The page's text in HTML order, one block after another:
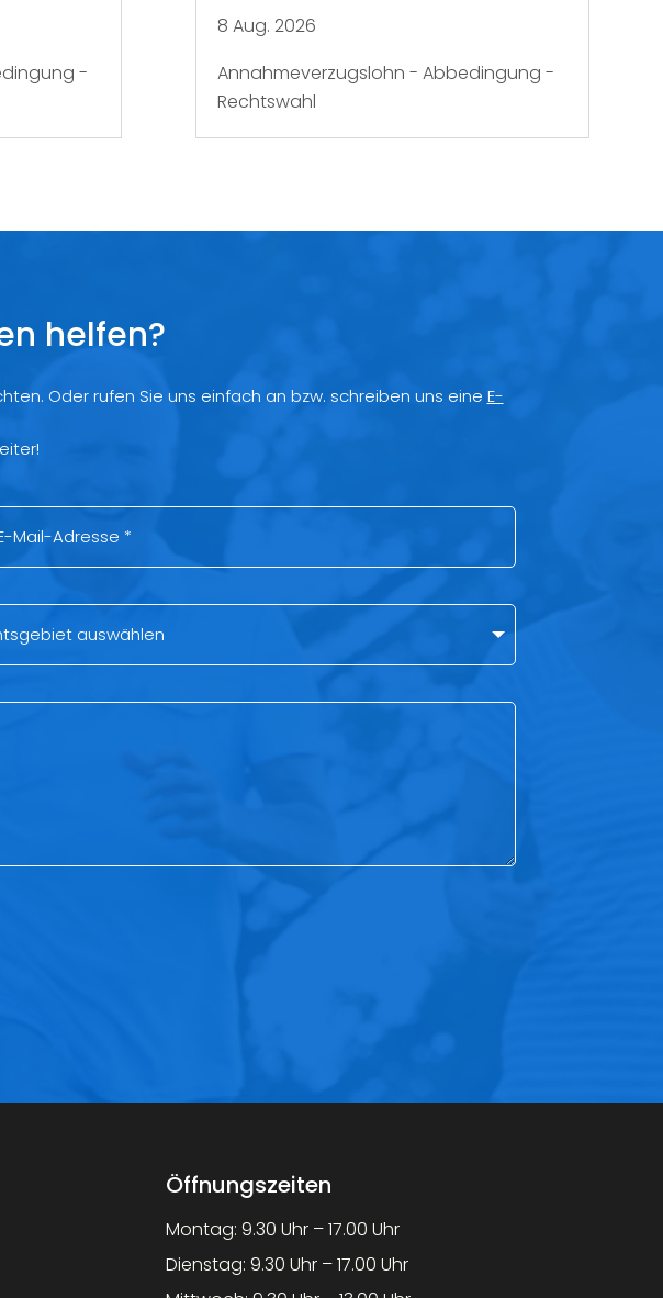
-
8 Aug. 2026
Annahmeverzugslohn - Abbedingung -
Rechtswahl
helfen?
Oder rufen Sie uns einfach an bzw. schreiben uns eine E-
Öffnungszeiten
Montag: 9.30 Uhr – 17.00 Uhr
Dienstag: 9.30 Uhr – 17.00 Uhr